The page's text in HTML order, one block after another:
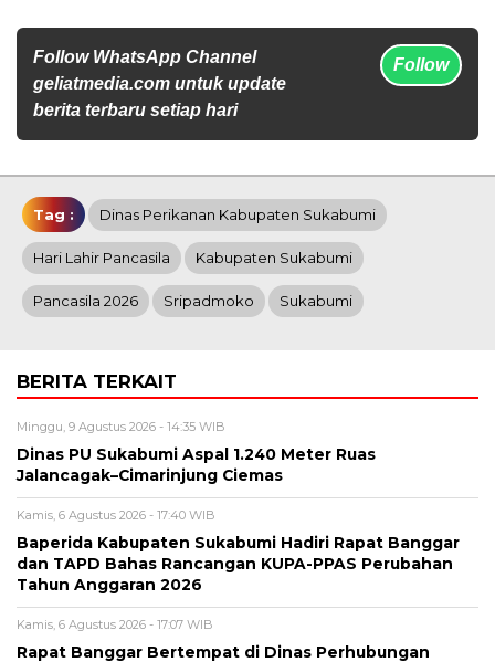
Follow WhatsApp Channel
geliatmedia.com untuk update
berita terbaru setiap hari
Follow
Tag : Dinas Perikanan Kabupaten Sukabumi
Hari Lahir Pancasila Kabupaten Sukabumi
Pancasila 2026 Sripadmoko Sukabumi
BERITA TERKAIT
Minggu, 9 Agustus 2026 - 14:35 WIB
Dinas PU Sukabumi Aspal 1.240 Meter Ruas
Jalancagak–Cimarinjung Ciemas
Kamis, 6 Agustus 2026 - 17:40 WIB
Baperida Kabupaten Sukabumi Hadiri Rapat Banggar
dan TAPD Bahas Rancangan KUPA-PPAS Perubahan
Tahun Anggaran 2026
Kamis, 6 Agustus 2026 - 17:07 WIB
Rapat Banggar Bertempat di Dinas Perhubungan